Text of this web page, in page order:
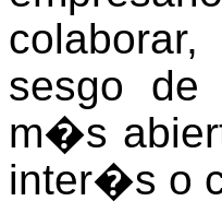
sesgo de
m�s
inter�s o